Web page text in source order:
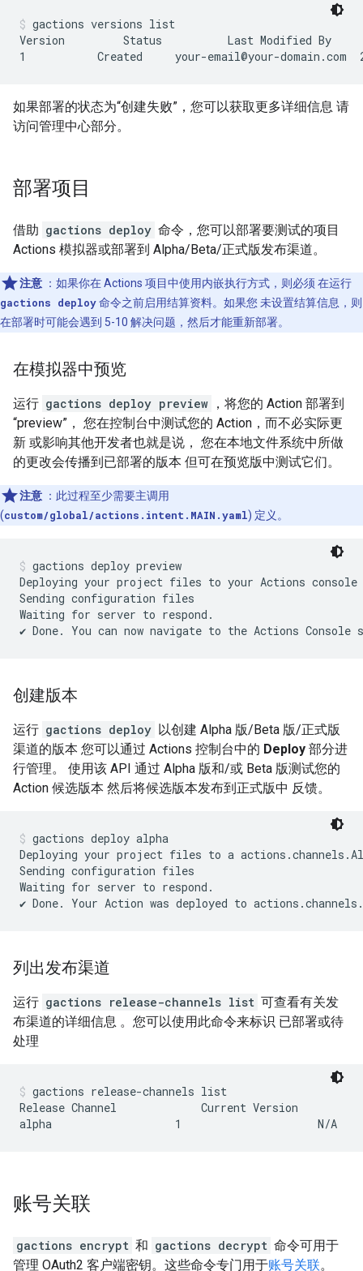
gactions versions list
Version         Status          Last Modified By
如果部署的状态为“创建失败”，您可以获取更多详细信息 请
访问管理中心部分。
部署项目
借助 gactions deploy 命令，您可以部署要测试的项目
Actions 模拟器或部署到 Alpha/Beta/正式版发布渠道。
注意 ：如果你在 Actions 项目中使用内嵌执行方式，则必须 在运行
gactions deploy命令之前启用结算资料。如果您 未设置结算信息，则
在部署时可能会遇到 5-10 解决问题，然后才能重新部署。
在模拟器中预览
运行 gactions deploy preview ，将您的 Action 部署到
“preview”， 您在控制台中测试您的 Action，而不必实际更
新 或影响其他开发者也就是说， 您在本地文件系统中所做
的更改会传播到已部署的版本 但可在预览版中测试它们。
注意 ：此过程至少需要主调用
(custom/global/actions.intent.MAIN.yaml) 定义。
gactions deploy preview
Deploying your project files to your Actions
Sending configuration files
Waiting for server to respond.
创建版本
运行 gactions deploy 以创建 Alpha 版/Beta 版/正式版
渠道的版本 您可以通过 Actions 控制台中的 Deploy 部分进
行管理。 使用该 API 通过 Alpha 版和/或 Beta 版测试您的
Action 候选版本 然后将候选版本发布到正式版中 反馈。
gactions deploy alpha
Deploying your project files to a
Sending configuration files
Waiting for server to respond.
列出发布渠道
运行 gactions release-channels list 可查看有关发
布渠道的详细信息 。您可以使用此命令来标识 已部署或待
处理
gactions release-channels list
Release Channel             Current Version
账号关联
gactions encrypt 和 gactions decrypt 命令可用于
管理 OAuth2 客户端密钥。这些命令专门用于账号关联。